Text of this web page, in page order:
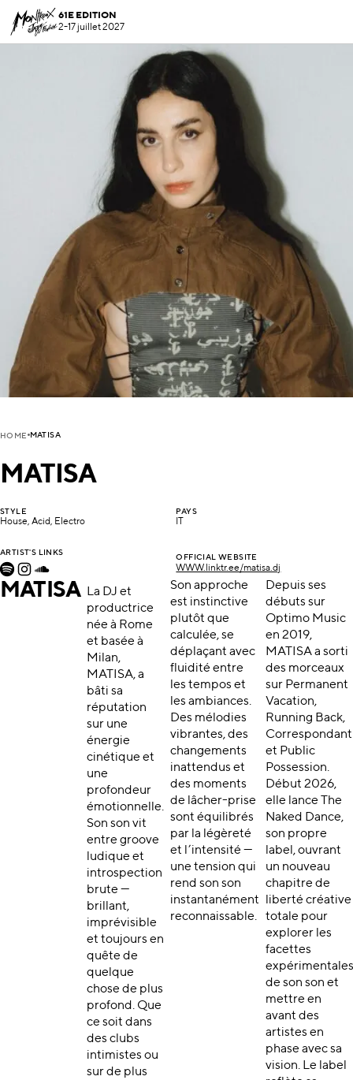
61E EDITION
2-17 juillet 2027
HOME MATISA
MATISA
STYLE
House, Acid, Electro
PAYS
ARTIST'S LINKS
OFFICIAL WEBSITE
WWW.linktr.ee/matisa.dj
MATISA
La DJ et
productrice
née à Rome
et basée à
Milan,
MATISA, a
bâti sa
réputation
sur une
énergie
cinétique et
une
profondeur
émotionnelle.
Son son vit
entre groove
ludique et
introspection
brute —
brillant,
imprévisible
et toujours en
quête de
quelque
chose de plus
profond. Que
ce soit dans
des clubs
intimistes ou
sur de plus
Son approche
est instinctive
plutôt que
calculée, se
déplaçant avec
fluidité entre
les tempos et
les ambiances.
Des mélodies
vibrantes, des
changements
inattendus et
des moments
de lâcher-prise
sont équilibrés
par la légèreté
et l’intensité —
une tension qui
rend son son
instantanément
reconnaissable.
Depuis ses
débuts sur
Optimo Music
en 2019,
MATISA a sorti
des morceaux
sur Permanent
Vacation,
Running Back,
Correspondant
et Public
Possession.
Début 2026,
elle lance The
Naked Dance,
son propre
label, ouvrant
un nouveau
chapitre de
liberté créative
totale pour
explorer les
facettes
de son son et
mettre en
avant des
artistes en
phase avec sa
vision. Le label